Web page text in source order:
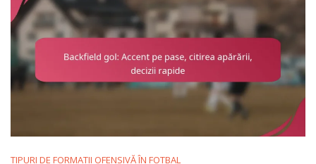
TIPURI DE FORMATII OFENSIVĂ ÎN FOTBAL